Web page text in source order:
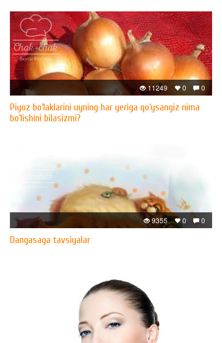
0
0
11249
Piyoz bo‘laklarini uyning har yeriga qo‘ysangiz nima
bo‘lishini bilasizmi?
0
0
9355
Dangasaga tavsiyalar